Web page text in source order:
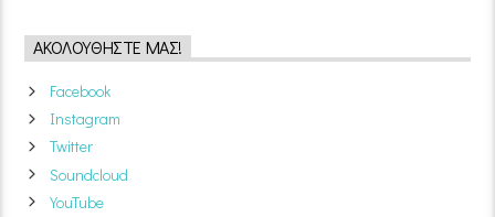
ΑΚΟΛΟΥΘΉΣΤΕ ΜΑΣ!
Facebook
Instagram
Twitter
Soundcloud
YouTube